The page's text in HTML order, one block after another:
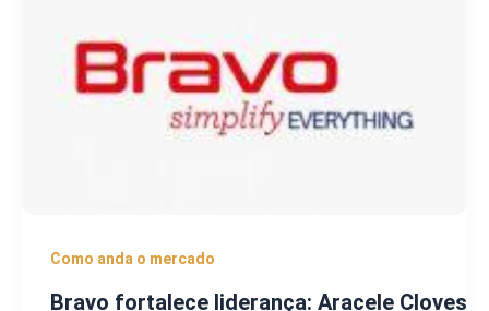
Como anda o mercado
Bravo fortalece liderança: Aracele Cloves